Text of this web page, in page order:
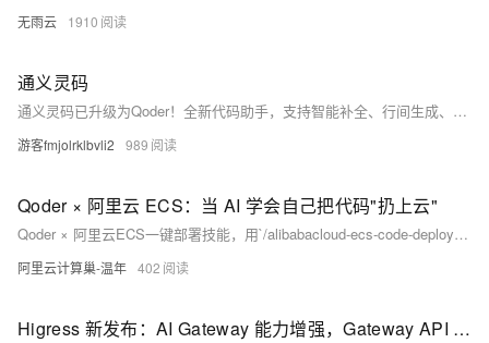
无雨云 1910
通义灵码
通义灵码已升级为Qoder！全新代码助手，支持智能补全、行间生成、单元测试、注释生成等，性能更优、响应更快，助力开发者高效编程。
游客fmjolrklbvli2 989
Qoder × 阿里云 ECS：当 AI 学会自己把代码"扔上云"
Qoder × 阿里云ECS一键部署技能，用`/alibabacloud-ecs-code-deploy`指令即可全自动完成环境配置、询价确认、脚本生成、部署验证与资源清理，支持Python/Node.js/Java/Go/Docker等多语言项目，真正实现“代码写完即上线”。
阿里云计算巢-温年 402
Higress 新发布：AI Gateway 能力增强，Gateway API 及其推理扩展持续打磨